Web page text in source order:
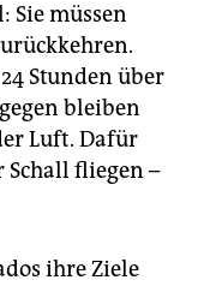
Sie müssen
Stunden über
bleiben
Luft. Dafür
Schall fliegen –
ihre Ziele